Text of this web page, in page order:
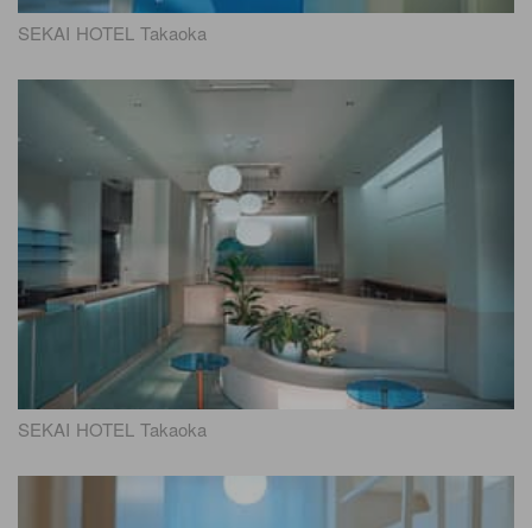
SEKAI HOTEL Takaoka
SEKAI HOTEL Takaoka